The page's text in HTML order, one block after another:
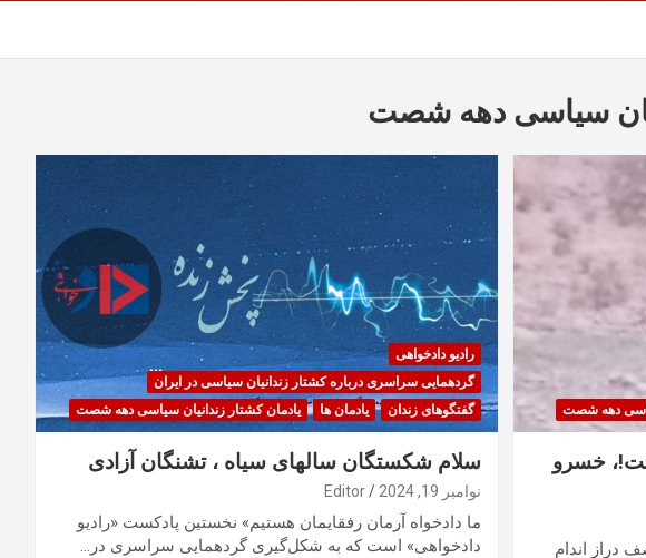
سیاسی دهه شصت
دهه شصت
خسرو
دراز اندام
رادیو دادخواهی
گردهمایی سراسری درباره کشتار زندانیان سیاسی در ایران
گفتگوهای زندان
یادمان ها یادمان کشتار زندانیان سیاسی دهه شصت
سلام شکستگان سالهای سیاه ، تشنگان آزادی
نوامبر 19, 2024 Editor
ما دادخواه آرمان رفقایمان هستیم» نخستین پادکست «رادیو
دادخواهی» است که به شکل‌گیری گردهمایی سراسری در…